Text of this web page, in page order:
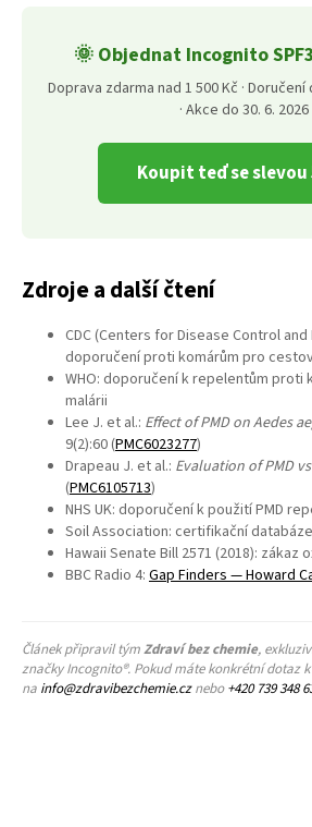
🌞 Objednat Incognito
Doprava zdarma nad 1 500 Kč ·
· Akce do 30. 6. 2026
Koupit teď se slevou
Zdroje a další čtení
CDC (Centers for Disease Control
doporučení proti komárům pro
WHO: doporučení k repelentům proti
malárii
Lee J. et al.: Effect of PMD on Aedes
9(2):60 (PMC6023277)
Drapeau J. et al.: Evaluation of PMD
(PMC6105713)
NHS UK: doporučení k použití PMD
Soil Association: certifikační databáze
Hawaii Senate Bill 2571 (2018): zákaz
BBC Radio 4: Gap Finders — Howard
Článek připravil týmZdraví bez chemie,
značky Incognito®. Pokud máte konkrétní dotaz
na info@zdravibezchemie.cznebo+420 739 348